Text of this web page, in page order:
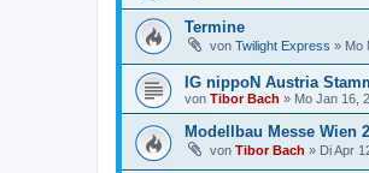
Termine
von Twilight Express » Mo
IG nippoN Austria
von Tibor Bach » Mo Jan 16,
Modellbau Messe Wien
von Tibor Bach » Di Apr